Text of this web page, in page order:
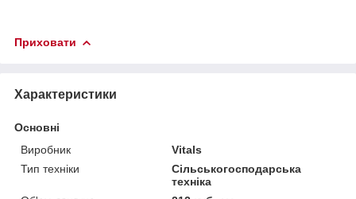
Приховати
Характеристики
Основні
Виробник
Vitals
Тип техніки
Сільськогосподарська
техніка